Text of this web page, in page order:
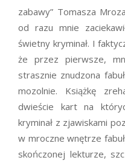
zabawy” Tomasza
od razu mnie
świetny kryminał. I
że przez pierwsze,
strasznie znudzona
mozolnie. Książkę
dwieście kart na
kryminał z zjawiskami
w mroczne wnętrze
skończonej lekturze,